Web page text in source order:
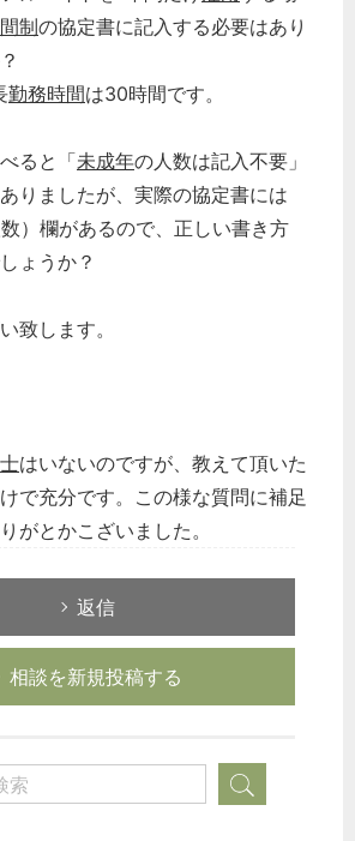
制の協定書に記入する必要はあり
勤務時間は30時間です。
ると「未成年の人数は記入不要」
りましたが、実際の協定書には
数）欄があるので、正しい書き方
ょうか？
致します。
はいないのですが、教えて頂いた
で充分です。この様な質問に補足
がとかこざいました。
返信
相談を新規投稿する
法務
の知恵
の給湯室
のノウハウ
次へ